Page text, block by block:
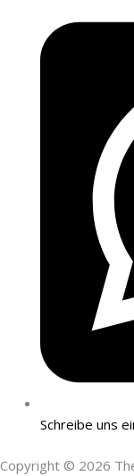
Schreibe uns
Copyright © 2026